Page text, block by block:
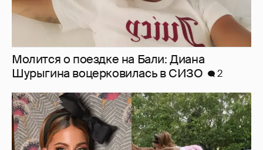
Ботинки на высокой платформе и
крашеный кот-компаньон: 53-летняя Кейт